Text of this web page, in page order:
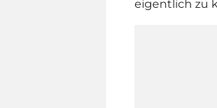
eigentlich zu